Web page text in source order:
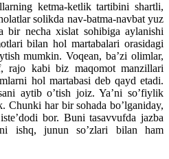
ketma-ketlik tartibini shartli,
solikda nav-batma-navbat yuz
bir necha xislat sohibiga aylanishi
bilan hol martabalari orasidagi
mumkin. Voqean, ba’zi olimlar,
rajo kabi biz maqomot manzillari
hol martabasi deb qayd etadi.
aytib o’tish joiz. Ya’ni so’fiylik
Chunki har bir sohada bo’lganiday,
bor. Buni tasavvufda jazba
ishq, junun so’zlari bilan ham